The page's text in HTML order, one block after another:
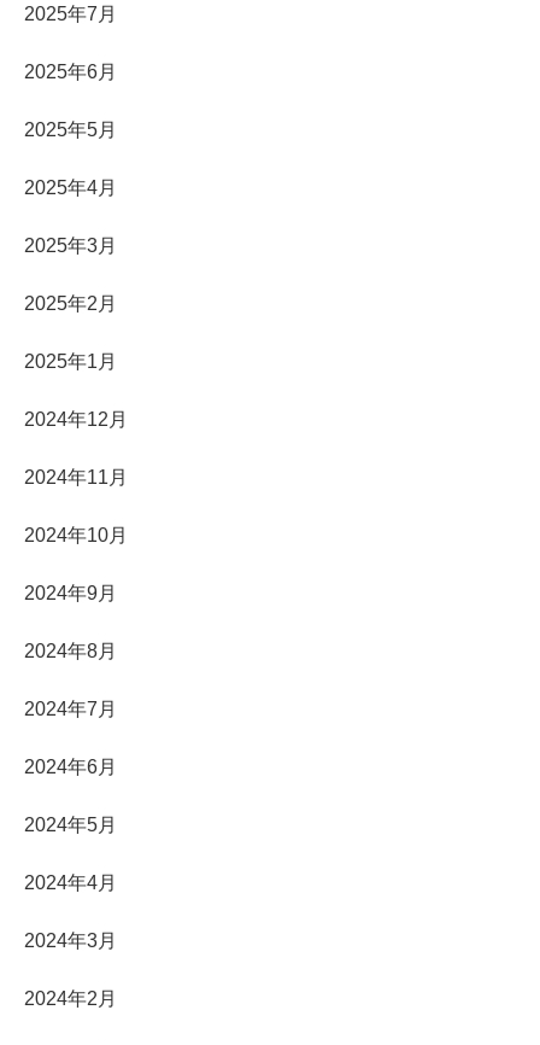
2025年7月
2025年6月
2025年5月
2025年4月
2025年3月
2025年2月
2025年1月
2024年12月
2024年11月
2024年10月
2024年9月
2024年8月
2024年7月
2024年6月
2024年5月
2024年4月
2024年3月
2024年2月